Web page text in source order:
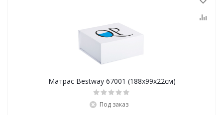
Матрас Bestway 67001 (188х99х22см)
Под заказ